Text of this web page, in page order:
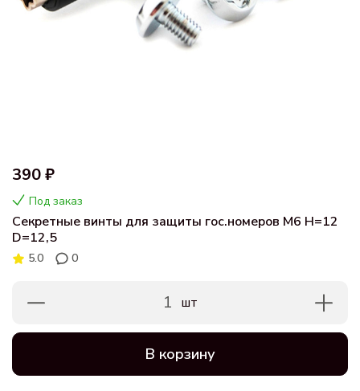
390 ₽
Под заказ
Секретные винты для защиты гос.номеров M6 H=12
D=12,5
5.0 0
1 шт
В корзину